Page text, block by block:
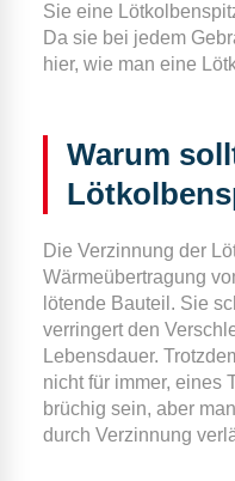
Sie eine
Da sie bei jedem
hier, wie man eine
Warum
Die Verzinnung der
Wärmeübertragung
lötende Bauteil. Sie
verringert den
Lebensdauer.
nicht für immer, eines
brüchig sein, aber
durch Verzinnung